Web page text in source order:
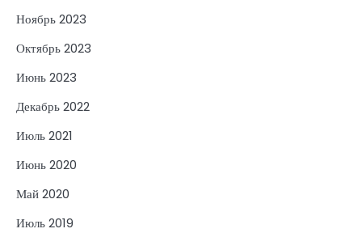
Ноябрь 2023
Октябрь 2023
Июнь 2023
Декабрь 2022
Июль 2021
Июнь 2020
Май 2020
Июль 2019